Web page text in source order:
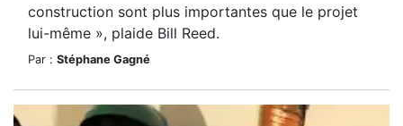
construction sont plus importantes que le projet
lui-même », plaide Bill Reed.
Par : Stéphane Gagné